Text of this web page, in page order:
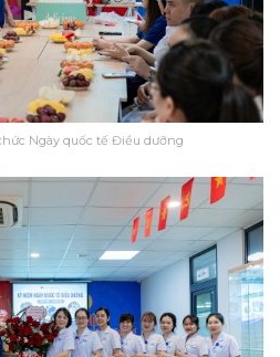
Ngày quốc tế Điều dưỡng